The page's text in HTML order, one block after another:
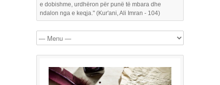
e dobishme, urdhëron për punë të mbara dhe
ndalon nga e keqja." (Kur'ani, Ali Imran - 104)